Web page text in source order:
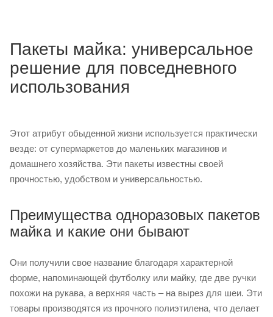
Пакеты майка: универсальное
решение для повседневного
использования
Этот атрибут обыденной жизни используется практически
везде: от супермаркетов до маленьких магазинов и
домашнего хозяйства. Эти пакеты известны своей
прочностью, удобством и универсальностью.
Преимущества одноразовых пакетов
майка и какие они бывают
Они получили свое название благодаря характерной
форме, напоминающей футболку или майку, где две ручки
похожи на рукава, а верхняя часть – на вырез для шеи. Эти
товары производятся из прочного полиэтилена, что делает